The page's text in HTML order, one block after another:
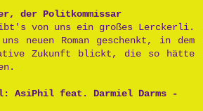
der Politkommissar
von uns ein großes Lerckerli.
neuen Roman geschenkt, in dem
Zukunft blickt, die so hätte
AsiPhil feat. Darmiel Darms -